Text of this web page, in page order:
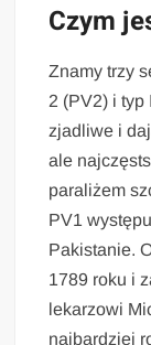
Czym
Znamy trzy
2 (PV2) i typ
zjadliwe i
ale
paraliżem
PV1
Pakistanie.
1789 roku i
lekarzowi
najbardziej